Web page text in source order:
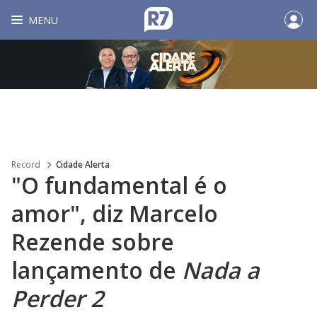
MENU
Record Cidade Alerta
"O fundamental é o
amor", diz Marcelo
Rezende sobre
lançamento de Nada a
Perder 2